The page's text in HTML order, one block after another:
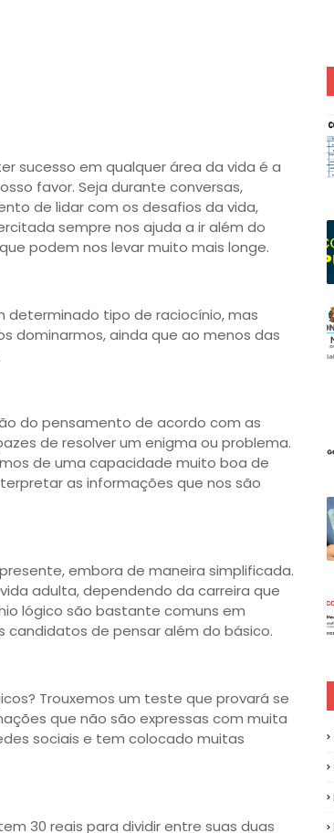
sucesso em qualquer área da vida é a
favor. Seja durante conversas,
de lidar com os desafios da vida,
sempre nos ajuda a ir além do
podem nos levar muito mais longe.
determinado tipo de raciocínio, mas
dominarmos, ainda que ao menos das
do pensamento de acordo com as
de resolver um enigma ou problema.
de uma capacidade muito boa de
as informações que nos são
embora de maneira simplificada.
adulta, dependendo da carreira que
lógico são bastante comuns em
de pensar além do básico.
Trouxemos um teste que provará se
que não são expressas com muita
sociais e tem colocado muitas
30 reais para dividir entre suas duas